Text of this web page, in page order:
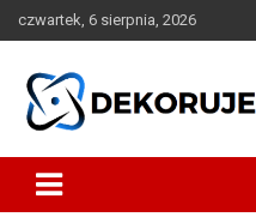
to
czwartek, 6 sierpnia, 2026
dekorujemy-